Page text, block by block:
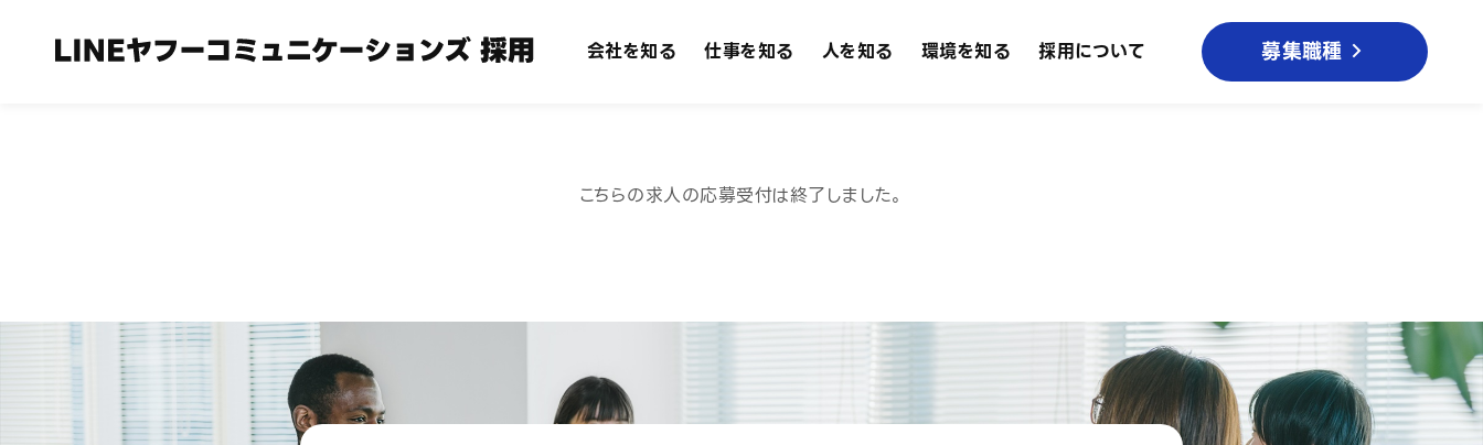
会社を知る 仕事を知る 人を知る 環境を知る 採用について 募集職種
こちらの求人の応募受付は終了しました。